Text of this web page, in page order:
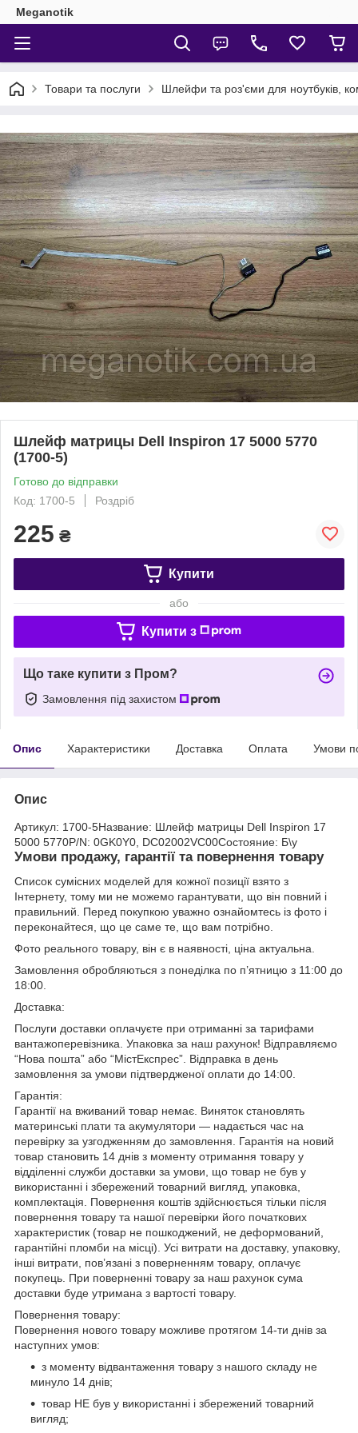
Meganotik
Товари та послуги Шлейфи та роз'єми для ноутбуків,
Шлейф матрицы Dell Inspiron 17 5000 5770
(1700-5)
Готово до відправки
Код: 1700-5
Роздріб
225 ₴
Купити
або
Купити з
Що таке купити з Пром?
Замовлення під захистом
Опис Характеристики Доставка Оплата Умови
Опис
Артикул: 1700-5Название: Шлейф матрицы Dell Inspiron 17
5000 5770P/N: 0GK0Y0, DC02002VC00Состояние: Б\у
Умови продажу, гарантії та повернення товару
Список сумісних моделей для кожної позиції взято з
Інтернету, тому ми не можемо гарантувати, що він повний і
правильний. Перед покупкою уважно ознайомтесь із фото і
переконайтеся, що це саме те, що вам потрібно.
Фото реального товару, він є в наявності, ціна актуальна.
Замовлення обробляються з понеділка по п’ятницю з 11:00 до
18:00.
Доставка:
Послуги доставки оплачуєте при отриманні за тарифами
вантажоперевізника. Упаковка за наш рахунок! Відправляємо
“Нова пошта” або “МістЕкспрес”. Відправка в день
замовлення за умови підтвердженої оплати до 14:00.
Гарантія:
Гарантії на вживаний товар немає. Виняток становлять
материнські плати та акумулятори — надається час на
перевірку за узгодженням до замовлення. Гарантія на новий
товар становить 14 днів з моменту отримання товару у
відділенні служби доставки за умови, що товар не був у
використанні і збережений товарний вигляд, упаковка,
комплектація. Повернення коштів здійснюється тільки після
повернення товару та нашої перевірки його початкових
характеристик (товар не пошкоджений, не деформований,
гарантійні пломби на місці). Усі витрати на доставку, упаковку,
інші витрати, пов’язані з поверненням товару, оплачує
покупець. При поверненні товару за наш рахунок сума
доставки буде утримана з вартості товару.
Повернення товару:
Повернення нового товару можливе протягом 14-ти днів за
наступних умов:
з моменту відвантаження товару з нашого складу не
минуло 14 днів;
товар НЕ був у використанні і збережений товарний
вигляд;